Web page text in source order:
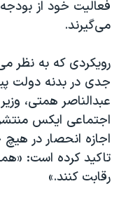
فعالیت خود از بودجه
می‌‌گیرند.
رویکردی که به نظر
جدی در بدنه دولت
عبدالناصر همتی،
اجتماعی ایکس
اجازه انحصار در
تاکید کرده است:
رقابت کنند.»